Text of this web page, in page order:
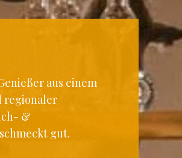
aus einem
regionaler
&
gut.